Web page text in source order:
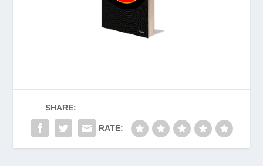
SHARE:
RATE: